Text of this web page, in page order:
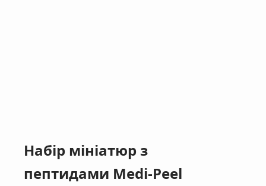
Набір мініатюр з
пептидами Medi-Peel